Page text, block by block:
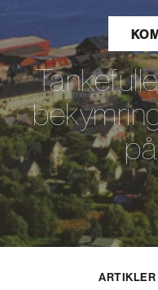
ARTIKLER